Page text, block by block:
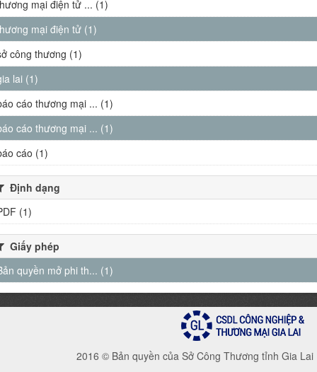
mại điện tử ... (1)
mại điện tử (1)
công thương (1)
lai (1)
cáo thương mại ... (1)
cáo thương mại ... (1)
cáo (1)
Định dạng
(1)
Giấy phép
quyền mở phi th... (1)
2016 © Bản quyền của Sở Công Thương tỉnh Gia Lai